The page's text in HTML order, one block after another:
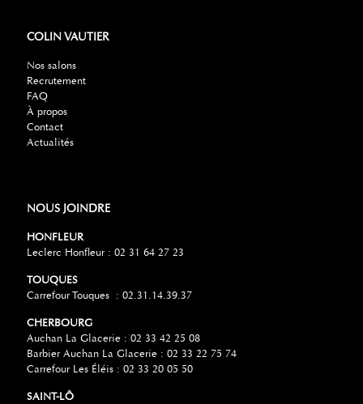
COLIN VAUTIER
Nos salons
Recrutement
FAQ
À propos
Contact
Actualités
NOUS JOINDRE
HONFLEUR
Leclerc Honfleur : 02 31 64 27 23
TOUQUES
Carrefour Touques : 02.31.14.39.37
CHERBOURG
Auchan La Glacerie : 02 33 42 25 08
Barbier Auchan La Glacerie : 02 33 22 75 74
Carrefour Les Éléis : 02 33 20 05 50
SAINT-LÔ